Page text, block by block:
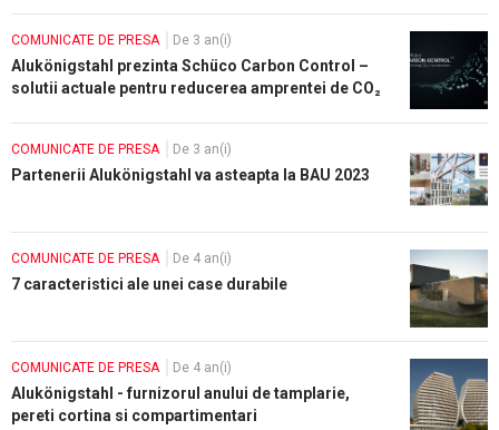
COMUNICATE DE PRESA De 3 an(i)
Alukönigstahl prezinta Schüco Carbon Control –
solutii actuale pentru reducerea amprentei de CO₂
COMUNICATE DE PRESA De 3 an(i)
Partenerii Alukönigstahl va asteapta la BAU 2023
COMUNICATE DE PRESA De 4 an(i)
7 caracteristici ale unei case durabile
COMUNICATE DE PRESA De 4 an(i)
Alukönigstahl - furnizorul anului de tamplarie,
pereti cortina si compartimentari